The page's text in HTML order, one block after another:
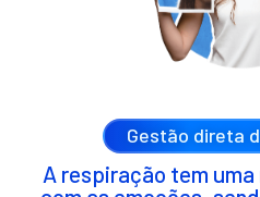
Gestão direta
A respiração tem